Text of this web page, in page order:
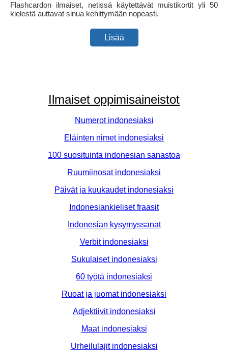
Flashcardon ilmaiset, netissä käytettävät muistikortit yli 50
kielestä auttavat sinua kehittymään nopeasti.
Lisää
Ilmaiset oppimisaineistot
Numerot indonesiaksi
Eläinten nimet indonesiaksi
100 suosituinta indonesian sanastoa
Ruumiinosat indonesiaksi
Päivät ja kuukaudet indonesiaksi
Indonesiankieliset fraasit
Indonesian kysymyssanat
Verbit indonesiaksi
Sukulaiset indonesiaksi
60 työtä indonesiaksi
Ruoat ja juomat indonesiaksi
Adjektiivit indonesiaksi
Maat indonesiaksi
Urheilulajit indonesiaksi